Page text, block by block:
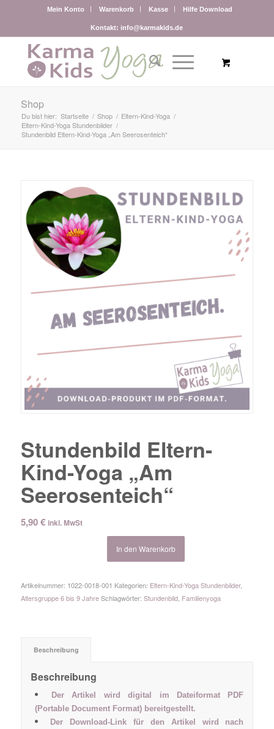
Mein Konto Warenkorb Kasse Hilfe Download
Kontakt: info@karmakids.de
Shop
Du bist hier: Startseite / Shop / Eltern-Kind-Yoga /
Eltern-Kind-Yoga Stundenbilder /
Stundenbild Eltern-Kind-Yoga „Am Seerosenteich“
Stundenbild Eltern-
Kind-Yoga „Am
Seerosenteich“
5,90€ inkl. MwSt
In den Warenkorb
Artikelnummer: 1022-0018-001 Kategorien: Eltern-Kind-Yoga Stundenbilder,
Altersgruppe 6 bis 9 Jahre Schlagwörter: Stundenbild, Familienyoga
Beschreibung
Beschreibung
Der Artikel wird digital im Dateiformat PDF
(Portable Document Format) bereitgestellt.
Der Download-Link für den Artikel wird nach